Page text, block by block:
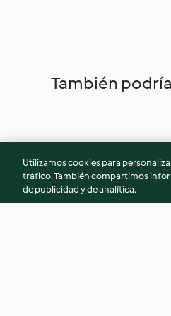
También
Utilizamos cookies para
tráfico. También compartimos
de publicidad y de analítica.